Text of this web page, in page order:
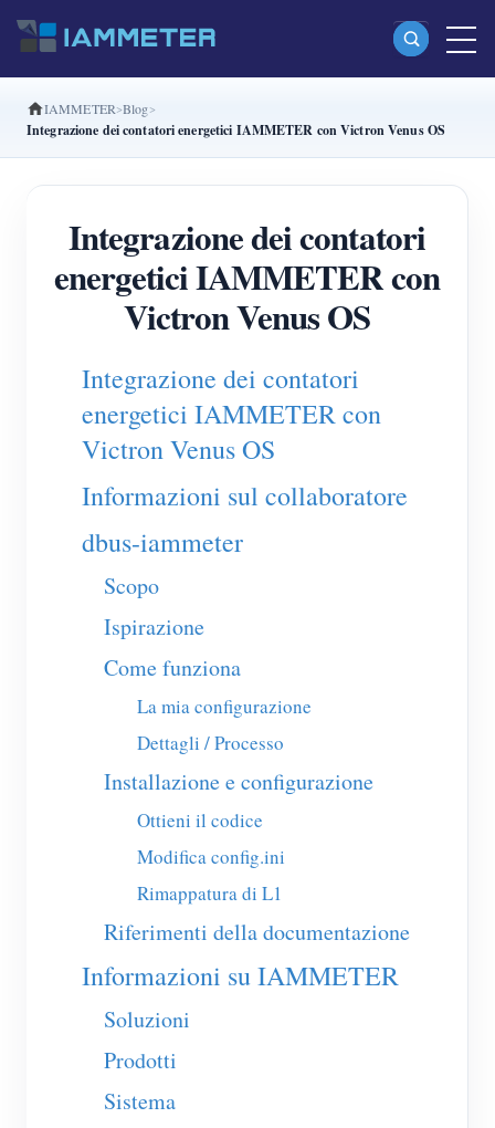
Prodotti
Misuratore di energia Wi-Fi trifase (WEM3080T)
Misuratore di energia Wi-Fi trifase (WEM3046T)
Misuratore di energia Wi-Fi trifase (WEM3050T)
Controller di potenza WiFi
IAMMETER Cloud Pro
Servizio self-hosting
Caricatore EV
Simulatore IAMMETER
Misuratore virtuale
Sistema di previsione e simulazione energetica
Applicazioni
Monitor energetico per sistema solare FV
Domotica
Monitoraggio energetico della fabbrica
Risorse
Guida rapida del prodotto
Documentazione
Video tutorial
FAQ
Notizie
Blog
Community
Programma contributori
Centro contributori
Attività IAMMETER
Forum
App Store
Esplora il sito
Classifica FV
Soluzioni
Contatto
IAMMETER Blog
Integrazione dei contatori energetici IAMMETER con Victron Venus OS
Integrazione dei contatori
energetici IAMMETER con
Victron Venus OS
Integrazione dei contatori
energetici IAMMETER con
Victron Venus OS
Informazioni sul collaboratore
dbus-iammeter
Scopo
Ispirazione
Come funziona
La mia configurazione
Dettagli / Processo
Installazione e configurazione
Ottieni il codice
Modifica config.ini
Rimappatura di L1
Riferimenti della documentazione
Informazioni su IAMMETER
Soluzioni
Prodotti
Sistema